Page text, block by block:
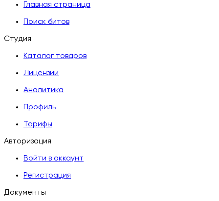
Главная страница
Поиск битов
Студия
Каталог товаров
Лицензии
Аналитика
Профиль
Тарифы
Авторизация
Войти в аккаунт
Регистрация
Документы